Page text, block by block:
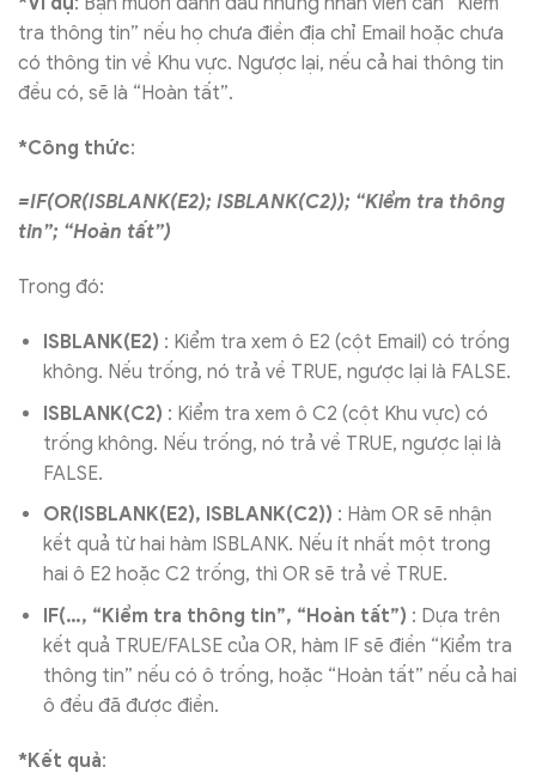
tra thông tin” nếu họ chưa điền địa chỉ Email hoặc chưa
có thông tin về Khu vực. Ngược lại, nếu cả hai thông tin
đều có, sẽ là “Hoàn tất”.
*Công thức:
=IF(OR(ISBLANK(E2); ISBLANK(C2)); “Kiểm tra thông
tin”; “Hoàn tất”)
Trong đó:
ISBLANK(E2) : Kiểm tra xem ô E2 (cột Email) có trống
không. Nếu trống, nó trả về TRUE, ngược lại là FALSE.
ISBLANK(C2) : Kiểm tra xem ô C2 (cột Khu vực) có
trống không. Nếu trống, nó trả về TRUE, ngược lại là
FALSE.
OR(ISBLANK(E2), ISBLANK(C2)) : Hàm OR sẽ nhận
kết quả từ hai hàm ISBLANK. Nếu ít nhất một trong
hai ô E2 hoặc C2 trống, thì OR sẽ trả về TRUE.
IF(…, “Kiểm tra thông tin”, “Hoàn tất”) : Dựa trên
kết quả TRUE/FALSE của OR, hàm IF sẽ điền “Kiểm tra
thông tin” nếu có ô trống, hoặc “Hoàn tất” nếu cả hai
ô đều đã được điền.
*Kết quả: